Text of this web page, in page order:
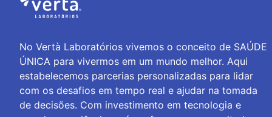
No Vertà Laboratórios vivemos o conceito de SAÚDE
ÚNICA para vivermos em um mundo melhor. Aqui
estabelecemos parcerias personalizadas para lidar
com os desafios em tempo real e ajudar na tomada
de decisões. Com investimento em tecnologia e